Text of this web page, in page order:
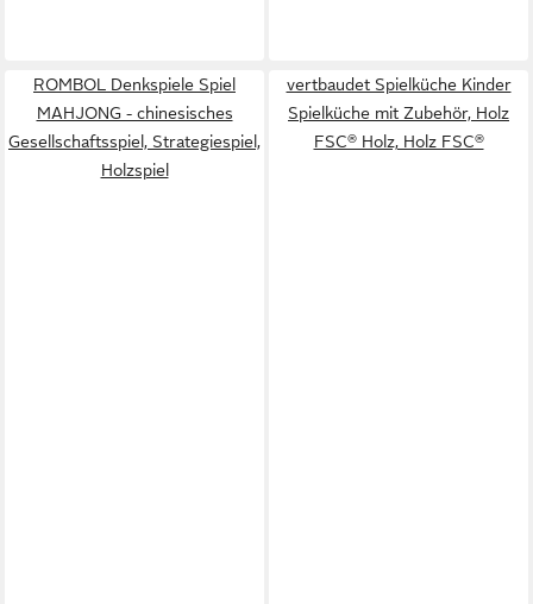
ROMBOL Denkspiele Spiel
MAHJONG - chinesisches
Gesellschaftsspiel, Strategiespiel,
Holzspiel
vertbaudet Spielküche Kinder
Spielküche mit Zubehör, Holz
FSC® Holz, Holz FSC®